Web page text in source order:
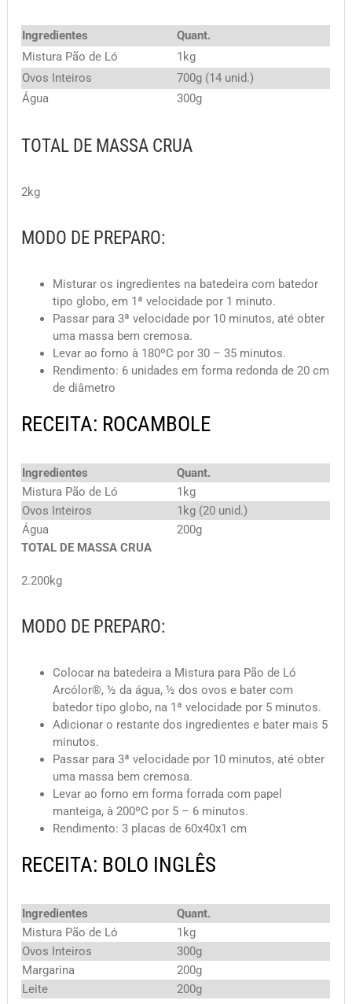
Ingredientes
Quant.
Mistura Pão de Ló
1kg
Ovos Inteiros
700g (14 unid.)
Água
300g
TOTAL DE MASSA CRUA
2kg
MODO DE PREPARO:
Misturar os ingredientes na batedeira com batedor
tipo globo, em 1ª velocidade por 1 minuto.
Passar para 3ª velocidade por 10 minutos, até obter
uma massa bem cremosa.
Levar ao forno à 180ºC por 30 – 35 minutos.
Rendimento: 6 unidades em forma redonda de 20 cm
de diâmetro
RECEITA: ROCAMBOLE
Ingredientes
Quant.
Mistura Pão de Ló
1kg
Ovos Inteiros
1kg (20 unid.)
Água
200g
TOTAL DE MASSA CRUA
2.200kg
MODO DE PREPARO:
Colocar na batedeira a Mistura para Pão de Ló
Arcólor®, ½ da água, ½ dos ovos e bater com
batedor tipo globo, na 1ª velocidade por 5 minutos.
Adicionar o restante dos ingredientes e bater mais 5
minutos.
Passar para 3ª velocidade por 10 minutos, até obter
uma massa bem cremosa.
Levar ao forno em forma forrada com papel
manteiga, à 200ºC por 5 – 6 minutos.
Rendimento: 3 placas de 60x40x1 cm
RECEITA: BOLO INGLÊS
Ingredientes
Quant.
Mistura Pão de Ló
1kg
Ovos Inteiros
300g
Margarina
200g
Leite
200g